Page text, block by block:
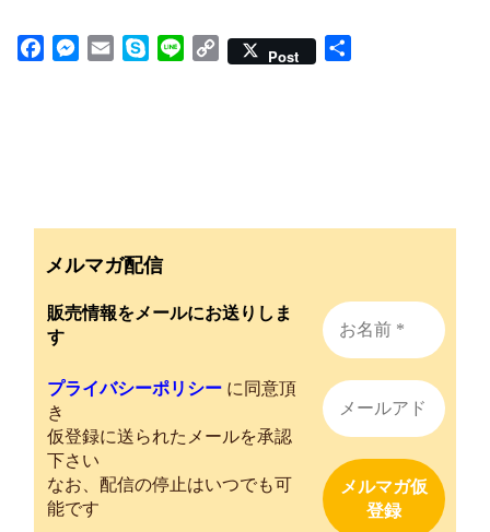
k
M
e
r
C
k
Post
メルマガ配信
販売情報をメールにお送りしま
す
プライバシーポリシー に同意頂
き
仮登録に送られたメールを承認
下さい
なお、配信の停止はいつでも可
能です